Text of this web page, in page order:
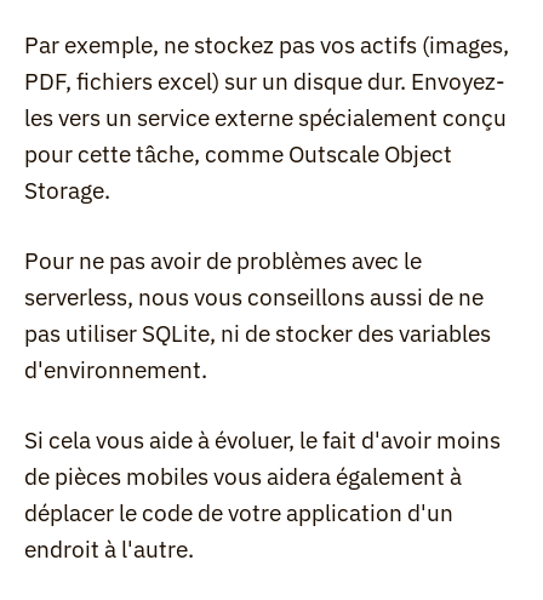
Par exemple, ne stockez pas vos actifs (images,
PDF, fichiers excel) sur un disque dur. Envoyez-
les vers un service externe spécialement conçu
pour cette tâche, comme Outscale Object
Storage.
Pour ne pas avoir de problèmes avec le
serverless, nous vous conseillons aussi de ne
pas utiliser SQLite, ni de stocker des variables
d'environnement.
Si cela vous aide à évoluer, le fait d'avoir moins
de pièces mobiles vous aidera également à
déplacer le code de votre application d'un
endroit à l'autre.